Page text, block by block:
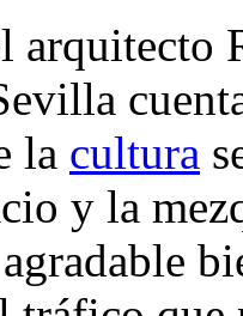
la cultura
y la